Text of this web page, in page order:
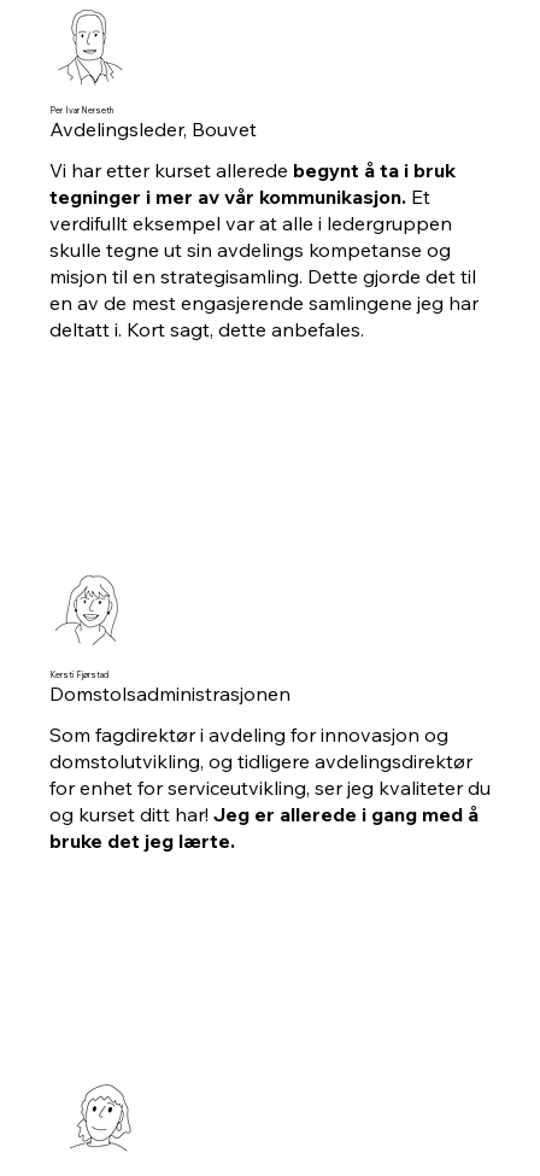
Per Ivar Nerseth
Avdelingsleder, Bouvet
Vi har etter kurset allerede begynt å ta i bruk
tegninger i mer av vår kommunikasjon.Et
verdifullt eksempel var at alle i ledergruppen
skulle tegne ut sin avdelings kompetanse og
misjon til en strategisamling. Dette gjorde det til
en av de mest engasjerende samlingene jeg har
deltatt i. Kort sagt, dette anbefales.
Kersti Fjørstad
Domstolsadministrasjonen
Som fagdirektør i avdeling for innovasjon og
domstolutvikling, og tidligere avdelingsdirektør
for enhet for serviceutvikling, ser jeg kvaliteter du
og kurset ditt har! Jeg er allerede i gang med å
bruke det jeg lærte.